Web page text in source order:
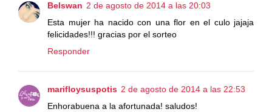
Belswan 2 de agosto de 2014 a las 20:03
Esta mujer ha nacido con una flor en el culo jajaja
felicidades!!! gracias por el sorteo
Responder
marifloysuspotis 2 de agosto de 2014 a las 22:53
Enhorabuena a la afortunada! saludos!